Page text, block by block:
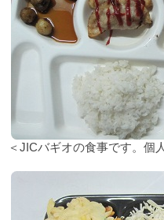
＜JICバギオの食事です。個